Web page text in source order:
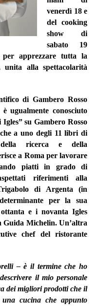
venerdì 18e
del cooking
show di
sabato 19
apprezzare tutta la
unita alla spettacolarità
di Gambero Rosso
è ugualmente conosciuto
su Gambero Rosso
a uno degli 11 libri di
ricerca e della
a Roma per lavorare
piatti in grado di
riferimenti alla
di Argenta (in
per la sua
e i novanta Igles
Guida Michelin. Un’altra
chef del ristorante
– è il termine che ho
il mio personale
dei migliori prodotti che il
una cucina che appunto